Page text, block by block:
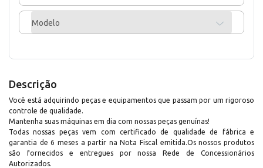
Modelo
Descrição
Você está adquirindo peças e equipamentos que passam por um rigoroso
controle de qualidade.
Mantenha suas máquinas em dia com nossas peças genuínas!
Todas nossas peças vem com certificado de qualidade de fábrica e
garantia de 6 meses a partir na Nota Fiscal emitida.Os nossos produtos
são fornecidos e entregues por nossa Rede de Concessionários
Autorizados.